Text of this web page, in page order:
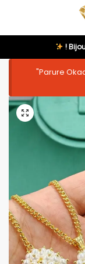
لا يمكن إضافة "Parure Okach Trèfle Prestigieux 4 Piéces"